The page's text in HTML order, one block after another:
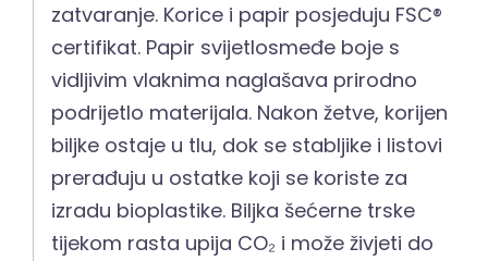
zatvaranje. Korice i papir posjeduju FSC®
certifikat. Papir svijetlosmeđe boje s
vidljivim vlaknima naglašava prirodno
podrijetlo materijala. Nakon žetve, korijen
biljke ostaje u tlu, dok se stabljike i listovi
prerađuju u ostatke koji se koriste za
izradu bioplastike. Biljka šećerne trske
tijekom rasta upija CO₂ i može živjeti do